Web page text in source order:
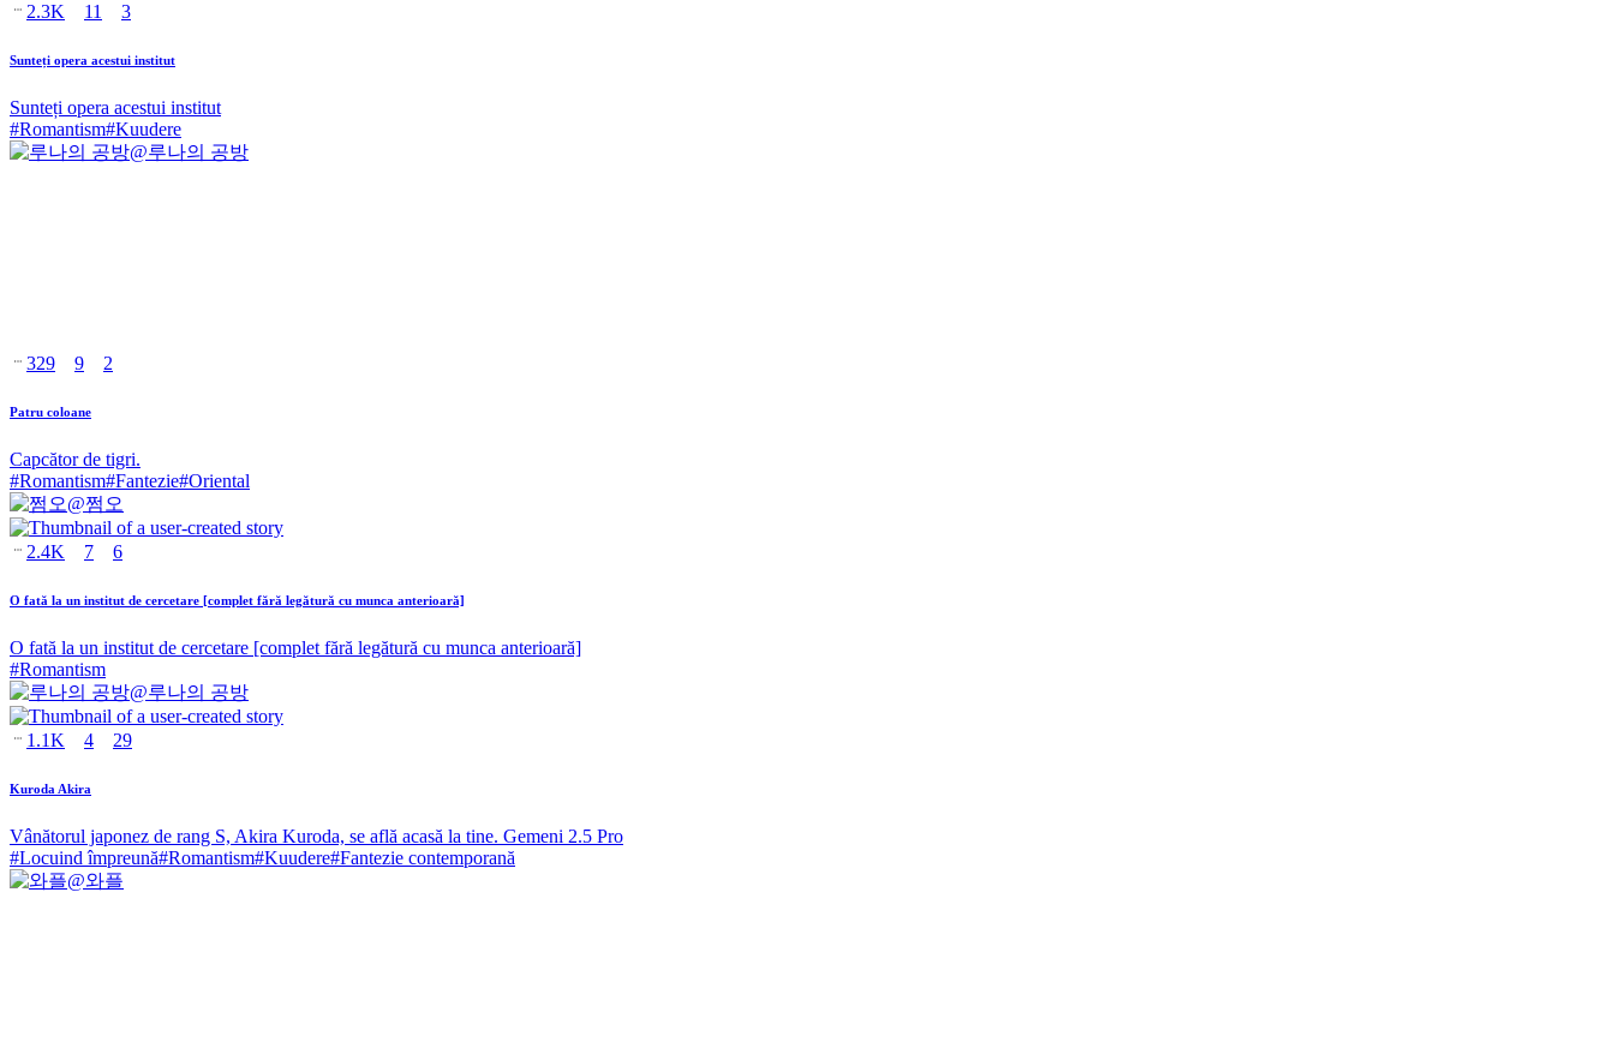
2.3K 11 3
Sunteți opera acestui institut
Sunteți opera acestui institut
#Romantism#Kuudere
@루나의 공방
329 9 2
Patru coloane
Capcător de tigri.
#Romantism#Fantezie#Oriental
@쩜오
2.4K 7 6
O fată la un institut de cercetare [complet fără legătură cu munca anterioară]
O fată la un institut de cercetare [complet fără legătură cu munca anterioară]
#Romantism
@루나의 공방
1.1K 4 29
Kuroda Akira
Vânătorul japonez de rang S, Akira Kuroda, se află acasă la tine. Gemeni 2.5 Pro
#Locuind împreună#Romantism#Kuudere#Fantezie contemporană
@와플